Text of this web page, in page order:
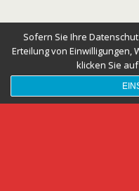
Mobil
Sofern Sie Ihre
Erteilung von Einwilligungen,
klicken Sie